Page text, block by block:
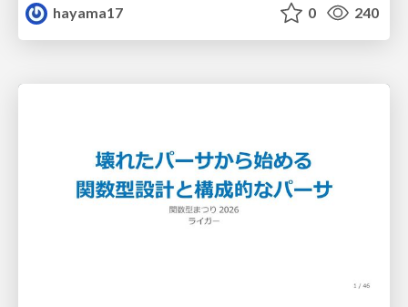
hayama17
0 240